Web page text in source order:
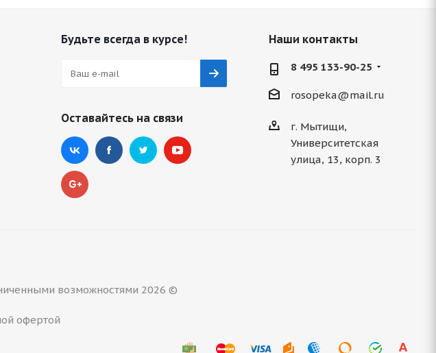
Будьте всегда в курсе!
Оставайтесь на связи
Наши контакты
8 495 133-90-25
rosopeka@mail.ru
г. Мытищи,
Университетская
улица, 13, корп. 3
возможностями 2026 ©
офертой